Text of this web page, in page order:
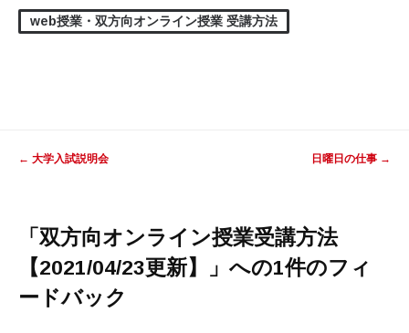
web授業・双方向オンライン授業 受講方法
← 大学入試説明会 日曜日の仕事 →
「 双方向オンライン授業受講方法
【2021/04/23更新】
」への1件のフィ
ードバック